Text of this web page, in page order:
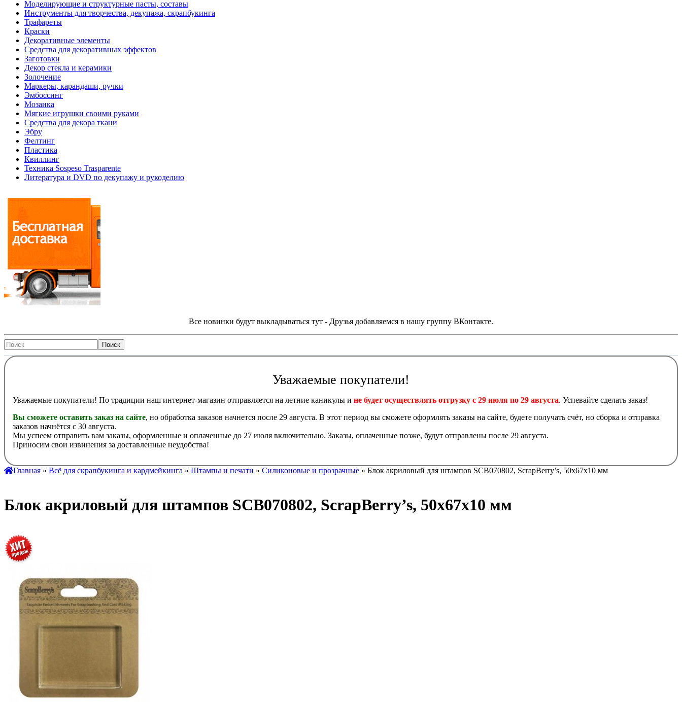
Моделирующие и структурные пасты, составы
Инструменты для творчества, декупажа, скрапбукинга
Трафареты
Краски
Декоративные элементы
Средства для декоративных эффектов
Заготовки
Декор стекла и керамики
Золочение
Маркеры, карандаши, ручки
Эмбоссинг
Мозаика
Мягкие игрушки своими руками
Средства для декора ткани
Эбру
Фелтинг
Пластика
Квиллинг
Техника Sospeso Trasparente
Литература и DVD по декупажу и рукоделию
Все новинки будут выкладываться тут - Друзья добавляемся в нашу группу ВКонтакте.
Уважаемые покупатели!
Уважаемые покупатели! По традиции наш интернет-магазин отправляется на летние каникулы и не будет осуществлять отгрузку с 29 июля по 29 августа. Успевайте сделать заказ!
Вы сможете оставить заказ на сайте, но обработка заказов начнется после 29 августа. В этот период вы сможете оформлять заказы на сайте, будете получать счёт, но сборка и отправка
заказов начнётся с 30 августа.
Мы успеем отправить вам заказы, оформленные и оплаченные до 27 июля включительно. Заказы, оплаченные позже, будут отправлены после 29 августа.
Приносим свои извинения за доставленные неудобства!
Главная » Всё для скрапбукинга и кардмейкинга » Штампы и печати » Силиконовые и прозрачные » Блок акриловый для штампов SCB070802, ScrapBerry’s, 50х67х10 мм
Блок акриловый для штампов SCB070802, ScrapBerry’s, 50х67х10 мм